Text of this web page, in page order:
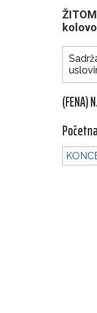
(FENA)
Početna